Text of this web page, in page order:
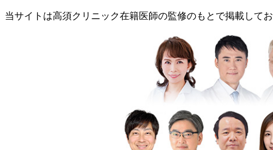
当サイトは高須クリニック在籍医師の監修のもとで掲載してお